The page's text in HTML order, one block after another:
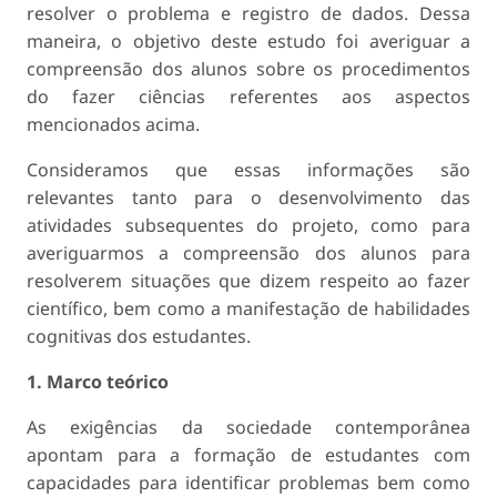
resolver o problema e registro de dados. Dessa
maneira, o objetivo deste estudo foi averiguar a
compreensão dos alunos sobre os procedimentos
do fazer ciências referentes aos aspectos
mencionados acima.
Consideramos que essas informações são
relevantes tanto para o desenvolvimento das
atividades subsequentes do projeto, como para
averiguarmos a compreensão dos alunos para
resolverem situações que dizem respeito ao fazer
científico, bem como a manifestação de habilidades
cognitivas dos estudantes.
1. Marco teórico
As exigências da sociedade contemporânea
apontam para a formação de estudantes com
capacidades para identificar problemas bem como